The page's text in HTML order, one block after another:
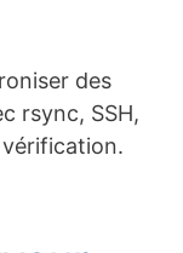
des
rsync, SSH,